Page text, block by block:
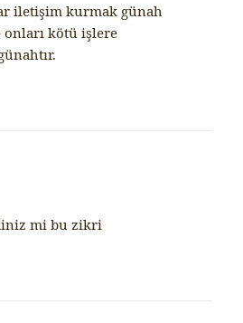
iletişim kurmak günah
onları kötü işlere
mi bu zikri